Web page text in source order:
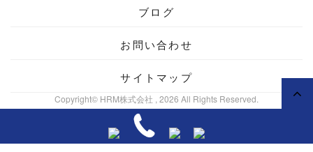
ブログ
お問い合わせ
サイトマップ
Copyright© HRM株式会社 , 2026 All Rights Reserved.